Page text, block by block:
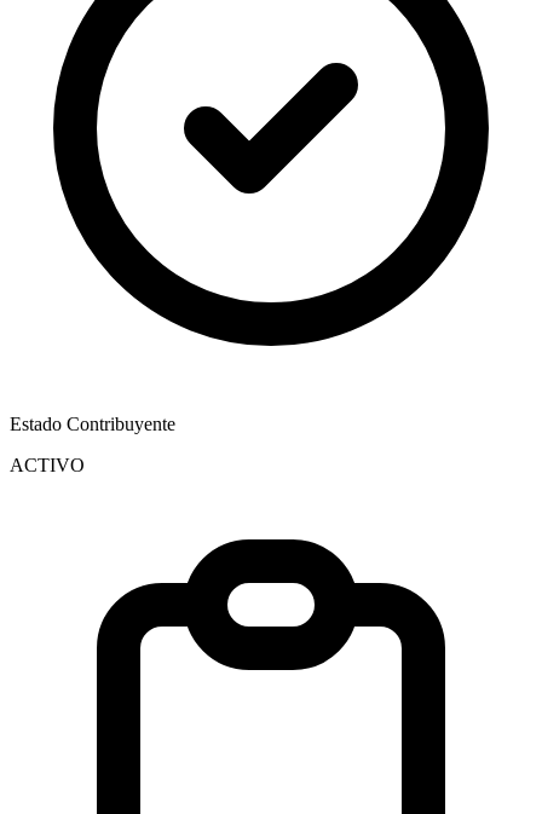
Estado Contribuyente
ACTIVO